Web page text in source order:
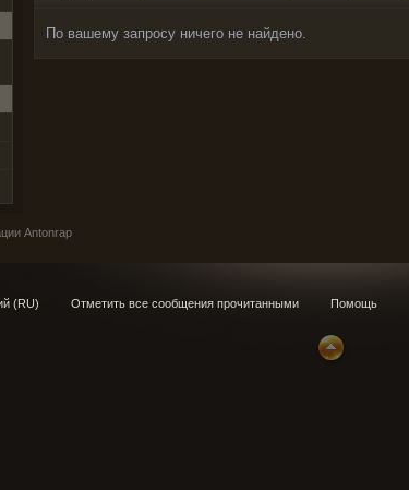
По вашему запросу ничего не найдено.
Antonrap
(RU) Отметить все сообщения прочитанными Помощь